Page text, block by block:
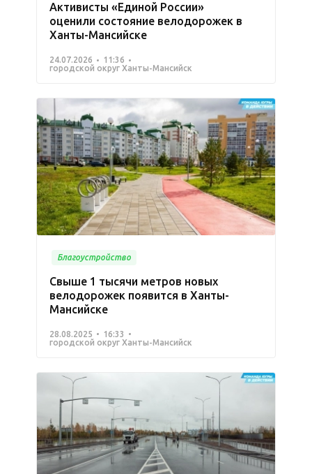
Активисты «Единой России»
оценили состояние велодорожек в
Ханты-Мансийске
24.07.2026
11:36
городской округ Ханты-Мансийск
Благоустройство
Свыше 1 тысячи метров новых
велодорожек появится в Ханты-
Мансийске
28.08.2025
16:33
городской округ Ханты-Мансийск